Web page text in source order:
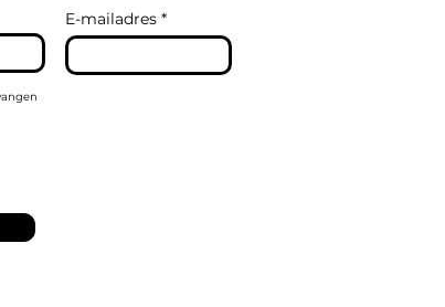
E-mailadres